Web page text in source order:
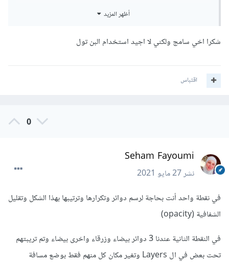
زرقاء كبيرة وتم تحريكهما ليكون الشكل الناتج هو القوس الأزرق أو
أظهر المزيد
شكرا اخي سامج ولكني لا اجيد استخدام البن تول
اقتباس
0
Seham Fayoumi
نشر27 مايو 2021
في نقطة واحد أنت بحاجة لرسم دوائر وتكرارها وترتيبها بهذا الشكل وتقليل
الشفافية (opacity)
في النقطة الثانية عندنا 3 دوائر بيضاء وزرقاء واخرى بيضاء وتم تريبتهم
تحت بعض في ال Layers وتغير مكان كل منهم فقط بوضع مسافة